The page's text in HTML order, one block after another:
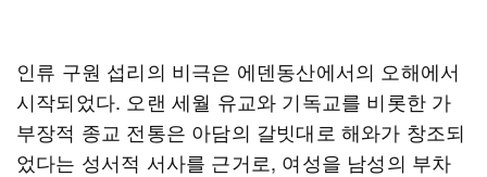
인류 구원 섭리의 비극은 에덴동산에서의 오해에서
시작되었다. 오랜 세월 유교와 기독교를 비롯한 가
부장적 종교 전통은 아담의 갈빗대로 해와가 창조되
었다는 성서적 서사를 근거로, 여성을 남성의 부차